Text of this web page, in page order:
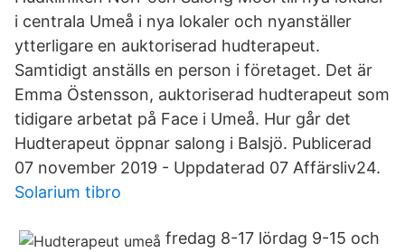
i centrala Umeå i nya lokaler och nyanställer
ytterligare en auktoriserad hudterapeut.
Samtidigt anställs en person i företaget. Det är
Emma Östensson, auktoriserad hudterapeut som
tidigare arbetat på Face i Umeå. Hur går det
Hudterapeut öppnar salong i Balsjö. Publicerad
07 november 2019 - Uppdaterad 07 Affärsliv24.
Solarium tibro
fredag 8-17 lördag 9-15 och